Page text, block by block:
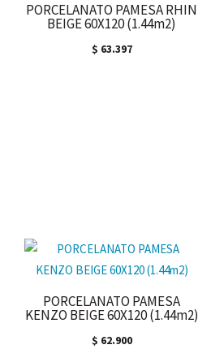
PORCELANATO PAMESA RHIN
BEIGE 60X120 (1.44m2)
$ 63.397
PORCELANATO PAMESA
KENZO BEIGE 60X120 (1.44m2)
$ 62.900